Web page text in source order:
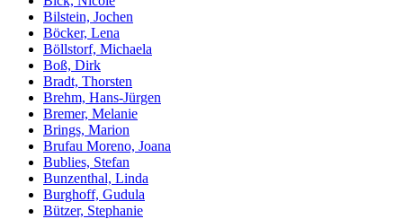
Bilstein, Jochen
Böcker, Lena
Böllstorf, Michaela
Boß, Dirk
Bradt, Thorsten
Brehm, Hans-Jürgen
Bremer, Melanie
Brings, Marion
Brufau Moreno, Joana
Bublies, Stefan
Bunzenthal, Linda
Burghoff, Gudula
Bützer, Stephanie